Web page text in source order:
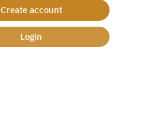
Create account
Login